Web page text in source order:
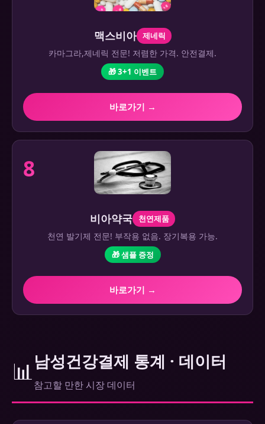
맥스비아 제네릭
카마그라,제네릭 전문! 저렴한 가격. 안전결제.
🎁 3+1 이벤트
바로가기 →
8
비아약국 천연제품
천연 발기제 전문! 부작용 없음. 장기복용 가능.
🎁 샘플 증정
바로가기 →
📊 남성건강결제 통계 · 데이터
참고할 만한 시장 데이터